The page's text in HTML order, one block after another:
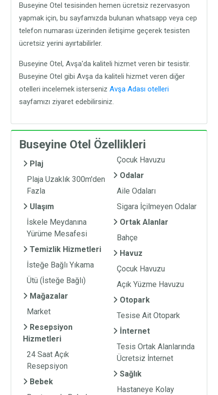
Buseyine Otel tesisinden hemen ücretsiz rezervasyon
yapmak için, bu sayfamızda bulunan whatsapp veya cep
telefon numarası üzerinden iletişime geçerek tesisten
ücretsiz yerini ayırtabilirler.
Buseyine Otel, Avşa'da kaliteli hizmet veren bir tesistir.
Buseyine Otel gibi Avşa da kaliteli hizmet veren diğer
otelleri incelemek istersenizAvşa Adası otelleri
sayfamızı ziyaret edebilirsiniz.
Buseyine Otel Özellikleri
Plaj
Plaja Uzaklık 300m'den
Fazla
Ulaşım
İskele Meydanına
Yürüme Mesafesi
Temizlik Hizmetleri
İsteğe Bağlı Yıkama
Ütü (İsteğe Bağlı)
Mağazalar
Market
Hizmetleri
24 Saat Açık
Resepsiyon
Bebek
Çocuk Havuzu
Odalar
Aile Odaları
Sigara İçilmeyen Odalar
Ortak Alanlar
Bahçe
Havuz
Çocuk Havuzu
Açık Yüzme Havuzu
Otopark
Tesise Ait Otopark
İnternet
Tesis Ortak Alanlarında
Ücretsiz İnternet
Sağlık
Hastaneye Kolay